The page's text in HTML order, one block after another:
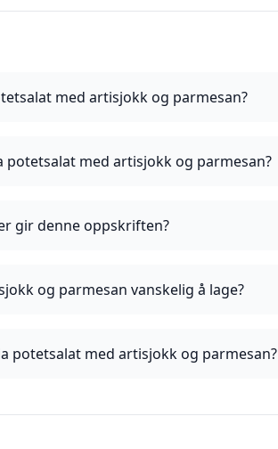
med artisjokk og parmesan?
med artisjokk og parmesan?
gir denne oppskriften?
og parmesan vanskelig å lage?
potetsalat med artisjokk og parmesan?